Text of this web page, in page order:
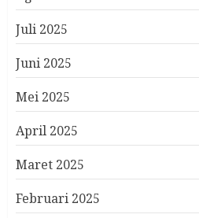
Juli 2025
Juni 2025
Mei 2025
April 2025
Maret 2025
Februari 2025